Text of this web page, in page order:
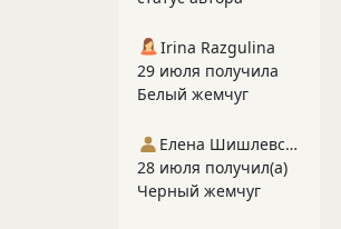
Irina Razgulina
29 июля получила
Белый жемчуг
Елена Шишлевская
28 июля получил(а)
Черный жемчуг